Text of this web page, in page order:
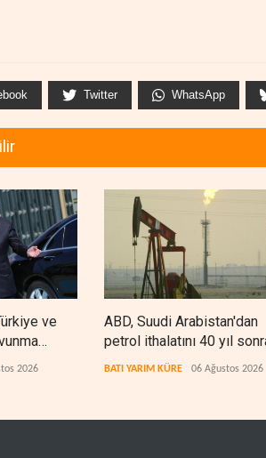
Twitter WhatsApp
ve
2026
ABD, Suudi Arabistan'dan
petrol ithalatını 40 yıl
kez durdurdu
BATI YARIM KÜRE 06 Ağustos 2026